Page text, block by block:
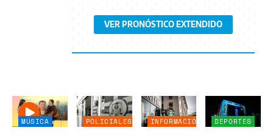
VER PRONÓSTICO EXTENDIDO
MÚSICA POLICIALES
INFORMACIÓN
DEPORTES